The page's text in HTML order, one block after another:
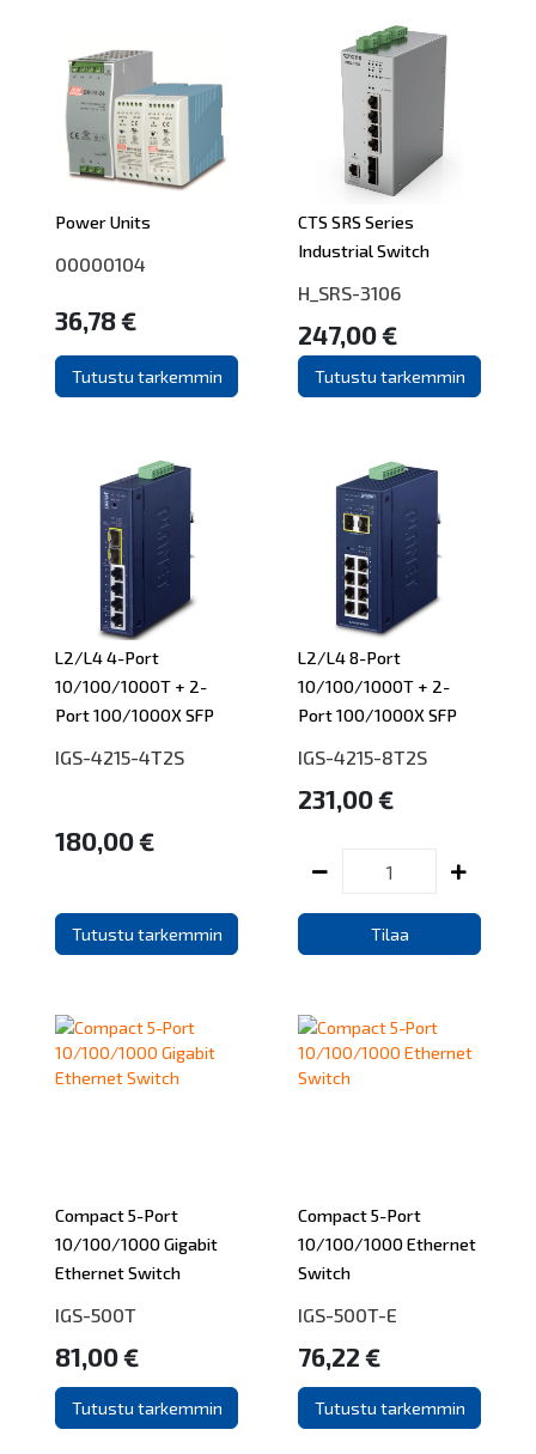
Power Units
00000104
36,78 €
Tutustu tarkemmin
CTS SRS Series
Industrial Switch
H_SRS-3106
247,00 €
Tutustu tarkemmin
L2/L4 4-Port
10/100/1000T + 2-
Port 100/1000X SFP
IGS-4215-4T2S
180,00 €
Tutustu tarkemmin
L2/L4 8-Port
10/100/1000T + 2-
Port 100/1000X SFP
IGS-4215-8T2S
231,00 €
Tilaa
Compact 5-Port
10/100/1000 Gigabit
Ethernet Switch
IGS-500T
81,00 €
Tutustu tarkemmin
Compact 5-Port
10/100/1000 Ethernet
Switch
IGS-500T-E
76,22 €
Tutustu tarkemmin